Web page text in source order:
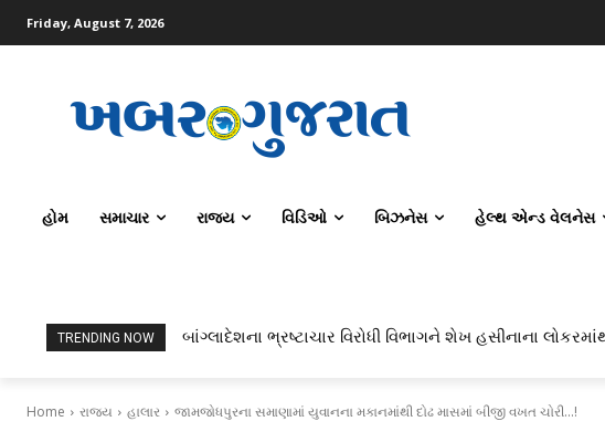
Friday, August 7, 2026
હોમ સમાચાર રાજ્ય વિડિઓ બિઝનેસ હેલ્થ એન્ડ વેલનેસ
TRENDING NOW બાંગ્લાદેશના ભ્રષ્ટાચાર વિરોધી વિભાગને શેખ હસીનાના
Home રાજ્ય હાલાર જામજોધપુરના સમાણામાં યુવાનના મકાનમાંથી દોઢ માસમાં બીજી વખત ચોરી...!